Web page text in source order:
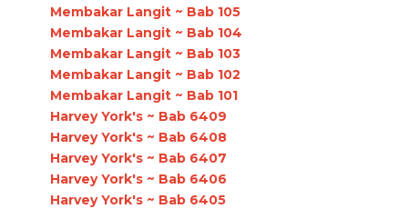
Membakar Langit ~ Bab 105
Membakar Langit ~ Bab 104
Membakar Langit ~ Bab 103
Membakar Langit ~ Bab 102
Membakar Langit ~ Bab 101
Harvey York's ~ Bab 6409
Harvey York's ~ Bab 6408
Harvey York's ~ Bab 6407
Harvey York's ~ Bab 6406
Harvey York's ~ Bab 6405